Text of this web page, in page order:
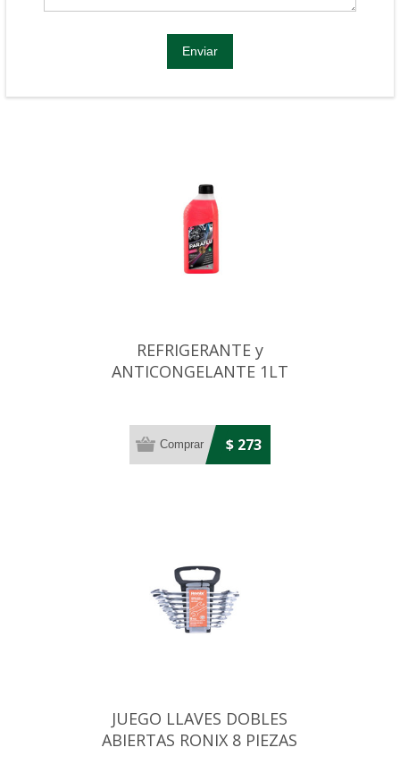
REFRIGERANTE y
ANTICONGELANTE 1LT
$ 273
JUEGO LLAVES DOBLES
ABIERTAS RONIX 8 PIEZAS